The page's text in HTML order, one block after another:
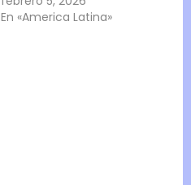
En «America Latina»